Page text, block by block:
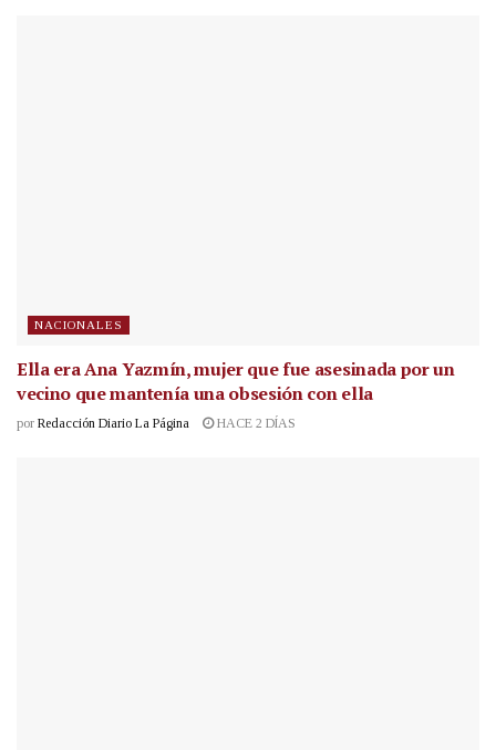
NACIONALES
Ella era Ana Yazmín, mujer que fue asesinada por un
vecino que mantenía una obsesión con ella
por Redacción Diario La Página HACE 2 DÍAS